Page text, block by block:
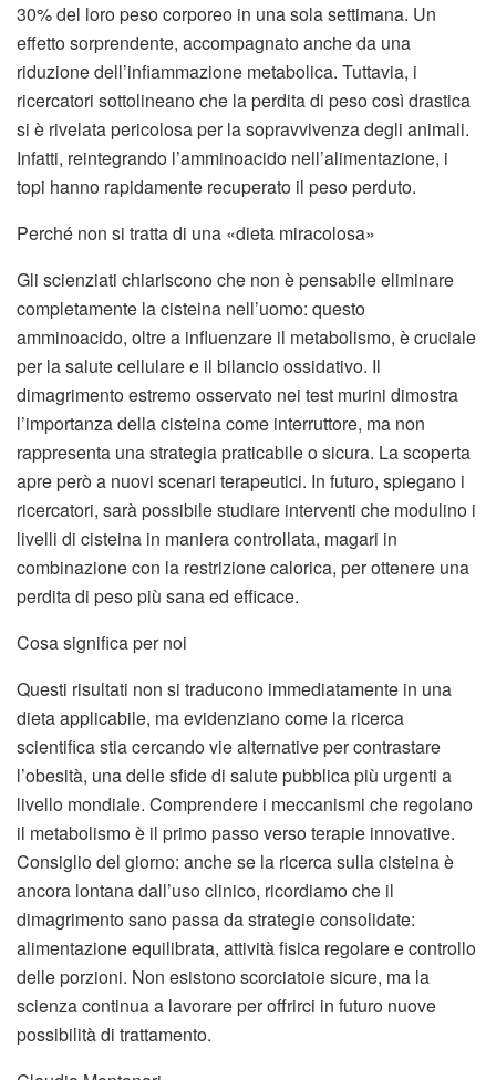
30% del loro peso corporeo in una sola settimana. Un
effetto sorprendente, accompagnato anche da una
riduzione dell’infiammazione metabolica. Tuttavia, i
ricercatori sottolineano che la perdita di peso così drastica
si è rivelata pericolosa per la sopravvivenza degli animali.
Infatti, reintegrando l’amminoacido nell’alimentazione, i
topi hanno rapidamente recuperato il peso perduto.
Perché non si tratta di una «dieta miracolosa»
Gli scienziati chiariscono che non è pensabile eliminare
completamente la cisteina nell’uomo: questo
amminoacido, oltre a influenzare il metabolismo, è cruciale
per la salute cellulare e il bilancio ossidativo. Il
dimagrimento estremo osservato nei test murini dimostra
l’importanza della cisteina come interruttore, ma non
rappresenta una strategia praticabile o sicura. La scoperta
apre però a nuovi scenari terapeutici. In futuro, spiegano i
ricercatori, sarà possibile studiare interventi che modulino i
livelli di cisteina in maniera controllata, magari in
combinazione con la restrizione calorica, per ottenere una
perdita di peso più sana ed efficace.
Cosa significa per noi
Questi risultati non si traducono immediatamente in una
dieta applicabile, ma evidenziano come la ricerca
scientifica stia cercando vie alternative per contrastare
l’obesità, una delle sfide di salute pubblica più urgenti a
livello mondiale. Comprendere i meccanismi che regolano
il metabolismo è il primo passo verso terapie innovative.
Consiglio del giorno: anche se la ricerca sulla cisteina è
ancora lontana dall’uso clinico, ricordiamo che il
dimagrimento sano passa da strategie consolidate:
alimentazione equilibrata, attività fisica regolare e controllo
delle porzioni. Non esistono scorciatoie sicure, ma la
scienza continua a lavorare per offrirci in futuro nuove
possibilità di trattamento.